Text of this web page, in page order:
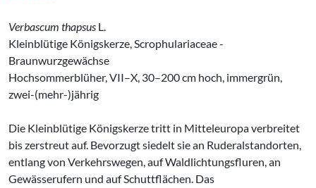
Verbascum thapsus L.
Kleinblütige Königskerze, Scrophulariaceae -
Braunwurzgewächse
Hochsommerblüher, VII–X, 30–200 cm hoch, immergrün,
zwei-(mehr-)jährig
Die Kleinblütige Königskerze tritt in Mitteleuropa verbreitet
bis zerstreut auf. Bevorzugt siedelt sie an Ruderalstandorten,
entlang von Verkehrswegen, auf Waldlichtungsfluren, an
Gewässerufern und auf Schuttflächen. Das